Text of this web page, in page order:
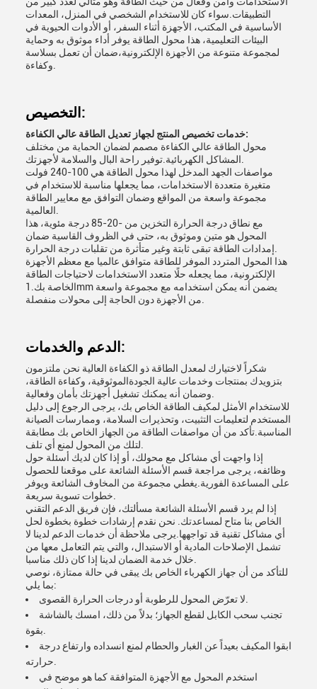
التطبيقات.سواء كان للاستخدام الشخصي في المنزل، المعدات
الأساسية في المكتب، الأجهزة أثناء السفر، أو الأدوات الحيوية في
البيئات التعليمية، هذا محول الطاقة يوفر أداء موثوق به وحماية
لمجموعة متنوعة من الأجهزة الإلكترونية،ضمان أن تعمل بسلاسة
التخصيص:
خدمات تخصيص المنتج لجهاز تعديل الطاقة عالي الكفاءة:
محول الطاقة عالي الكفاءة مصمم لضمان الحماية من مختلف
مواصفات الجهد المدخل لهذا محول الطاقة هي 100-240 فولت
متغيرة متعددة الاستخدامات، مما يجعلها مناسبة للاستخدام في
مجموعة واسعة من المواقع وضمان التوافق مع معايير الطاقة
مع نطاق درجة الحرارة التخزين من -20-85 درجة مئوية، هذا
المحول هو متين وموثوق به، حتى في الظروف القاسية ضمان
هذا المحول المتردد الموفر للطاقة متوافق عالميا مع معظم الأجهزة
الإلكترونية، مما يجعله حلًا متعدد الاستخدامات لاحتياجات الطاقة
الخاصة بك.1mm يضمن أنه يمكن استخدامه مع مجموعة واسعة
الدعم والخدمات:
شكراً لاختيارك لمعدل الطاقة ذو الكفاءة العالية نحن ملتزمون
بتزويدك بمنتجات وخدمات عالية الجودةالموثوقية، وكفاءة الطاقة،
للاستخدام الأمثل لمكيف الطاقة الخاص بك، يرجى الرجوع إلى دليل
المستخدم لتعليمات التثبيت، وتحذيرات السلامة، وممارسات الصيانة
المناسبة.تأكد من أن مواصفات الطاقة من الجهاز الخاص بك مطابقة
إذا واجهت أي مشاكل مع محولك، أو إذا كان لديك أسئلة حول
وظائفه، يرجى مراجعة قسم الأسئلة الشائعة على موقعنا للحصول
على المساعدة الفورية.يغطي مجموعة من المخاوف الشائعة ويوفر
إذا لم يرد قسم الأسئلة الشائعة مسألتك، فإن فريق الدعم التقني
الخاص بنا متاح لمساعدتك. نحن نقدم إرشادات خطوة بخطوة لحل
أي مشاكل تقنية قد تواجهها.يرجى ملاحظة أن خدمات الدعم لدينا لا
تشمل الإصلاحات المادية أو الاستبدال، والتي يتم التعامل معها من
للتأكد من أن جهاز الكهرباء الخاص بك يبقى في حالة ممتازة، نوصي
بما يلي:
تجنب سحب الكابل لقطع الجهاز؛ بدلاً من ذلك، امسك بالشاشة
ابقوا المكيف بعيداً عن الغبار والحطام لمنع انسداده وارتفاع درجة
استخدم المحول مع الأجهزة المتوافقة كما هو موضح في